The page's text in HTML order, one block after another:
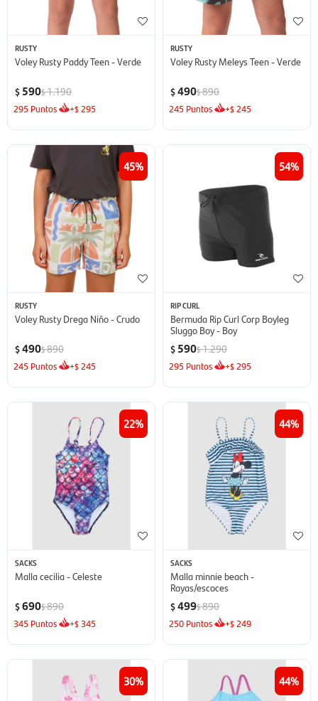
RUSTY
Voley Rusty Paddy Teen - Verde
$ 590$1.190
295 Puntos +$ 295
RUSTY
Voley Rusty Meleys Teen - Verde
$490$890
245 Puntos +$ 245
45
RUSTY
Voley Rusty Drega Niño - Crudo
$490$890
245 Puntos +$ 245
54
RIP CURL
Bermuda Rip Curl Corp Boyleg
Sluggo Boy - Boy
$ 590$1.290
295 Puntos +$ 295
22
SACKS
Malla cecilia - Celeste
$690$890
345 Puntos +$ 345
44
SACKS
Malla minnie beach -
Rayas/escoces
$499$890
250 Puntos +$ 249
30 44